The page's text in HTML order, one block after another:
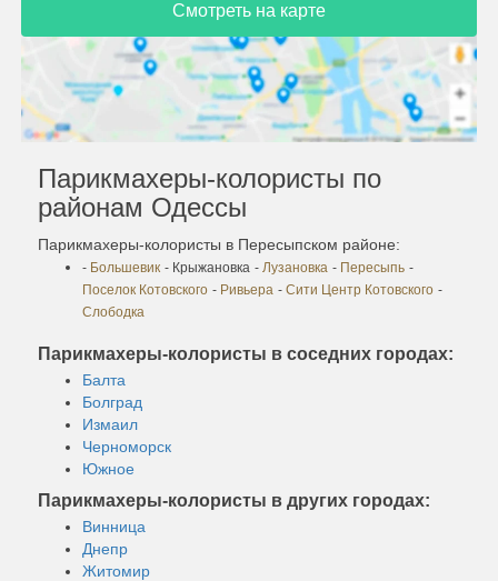
Смотреть на карте
Парикмахеры-колористы по
районам Одессы
Парикмахеры-колористы в Пересыпском районе:
- Большевик - Крыжановка - Лузановка - Пересыпь -
Поселок Котовского - Ривьера - Сити Центр Котовского -
Слободка
Парикмахеры-колористы в соседних городах:
Балта
Болград
Измаил
Черноморск
Южное
Парикмахеры-колористы в других городах:
Винница
Днепр
Житомир